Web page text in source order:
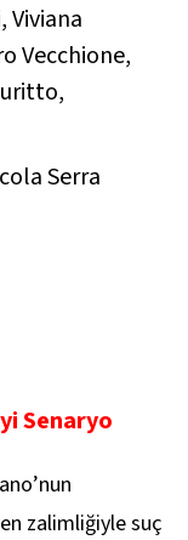
Viviana
Vecchione,
Serra
Senaryo
zalimliğiyle suç